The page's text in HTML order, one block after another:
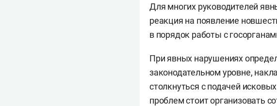
Для многих руководителей
реакция на появление
в порядок работы с
При явных нарушениях
законодательном уровне,
столкнуться с подачей
проблем стоит организовать